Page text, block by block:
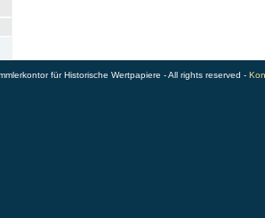
für Historische Wertpapiere - All rights reserved -